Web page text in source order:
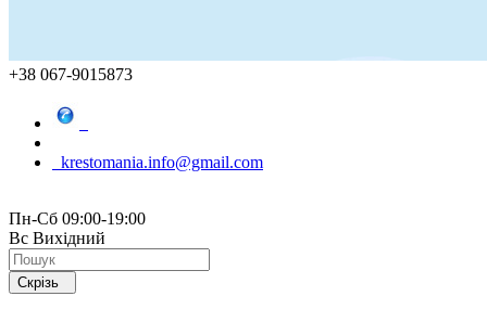
+38 067-9015873
krestomania.info@gmail.com
Пн-Сб 09:00-19:00
Вс Вихідний
Скрізь